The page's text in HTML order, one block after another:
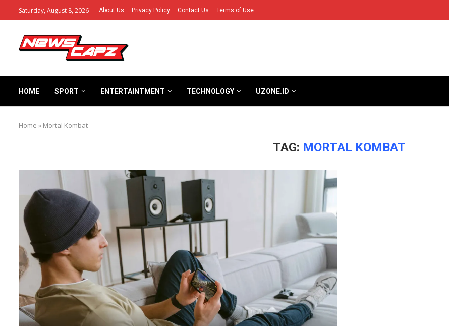
Saturday, August 8, 2026 About Us Privacy Policy Contact Us Terms of Use
HOME SPORT ENTERTAINTMENT TECHNOLOGY UZONE.ID
Home » Mortal Kombat
TAG: MORTAL KOMBAT